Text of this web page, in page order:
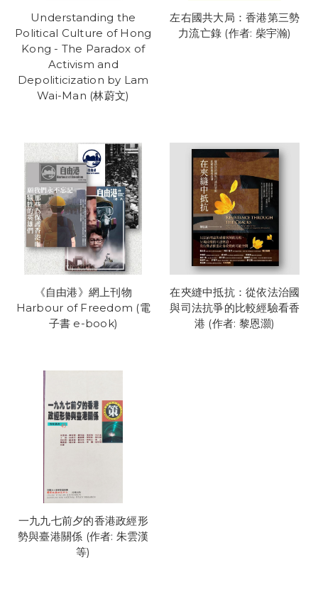
Understanding the
Political Culture of Hong
Kong - The Paradox of
Activism and
Depoliticization by Lam
Wai-Man (林蔚文)
左右國共大局：香港第三勢
力流亡錄 (作者: 柴宇瀚)
《自由港》網上刊物
Harbour of Freedom (電
子書 e-book)
在夾縫中抵抗：從依法治國
與司法抗爭的比較經驗看香
港 (作者: 黎恩灝)
一九九七前夕的香港政經形
勢與臺港關係 (作者: 朱雲漢
等)